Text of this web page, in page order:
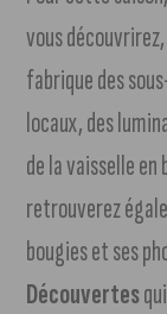
vous
fabrique des
locaux, des
de la vaisselle en
retrouverez
bougies et ses
Découvertes